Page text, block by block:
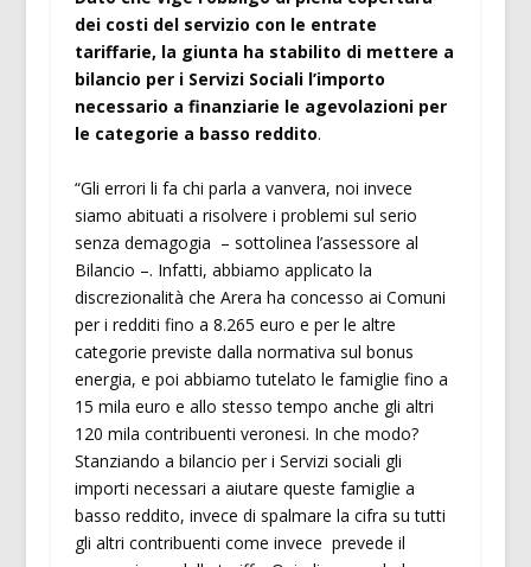
dei costi del servizio con le entrate
tariffarie, la giunta ha stabilito di mettere a
bilancio per i Servizi Sociali l’importo
necessario a finanziarie le agevolazioni per
le categorie a basso reddito.
“Gli errori li fa chi parla a vanvera, noi invece
siamo abituati a risolvere i problemi sul serio
senza demagogia – sottolinea l’assessore al
Bilancio –. Infatti, abbiamo applicato la
discrezionalità che Arera ha concesso ai Comuni
per i redditi fino a 8.265 euro e per le altre
categorie previste dalla normativa sul bonus
energia, e poi abbiamo tutelato le famiglie fino a
15 mila euro e allo stesso tempo anche gli altri
120 mila contribuenti veronesi. In che modo?
Stanziando a bilancio per i Servizi sociali gli
importi necessari a aiutare queste famiglie a
basso reddito, invece di spalmare la cifra su tutti
gli altri contribuenti come invece prevede il